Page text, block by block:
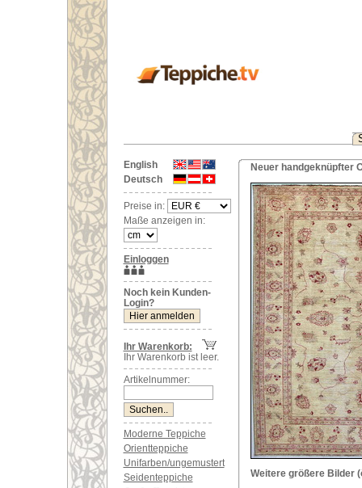
English
Deutsch
Preise in:
Maße anzeigen in:
Einloggen
Noch kein Kunden-
Login?
Ihr Warenkorb:
Ihr Warenkorb ist leer.
Artikelnummer:
Moderne Teppiche
Orientteppiche
Unifarben/ungemustert
Seidenteppiche
Neuer handgeknüpfter
Weitere größere Bilder